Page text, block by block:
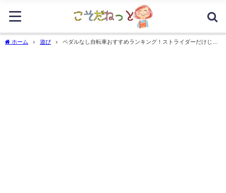
ホーム 遊び
ペダルなし自転車おすすめランキング！ストライダーだけじゃ